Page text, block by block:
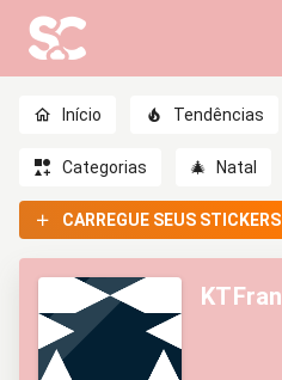
Início Tendências
Categorias 🎄 Natal
CARREGUE SEUS STICKERS
KTFran